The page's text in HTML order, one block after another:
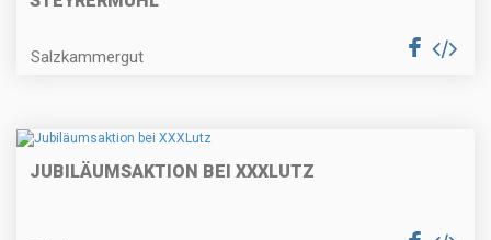
Salzkammergut
JUBILÄUMSAKTION BEI XXXLUTZ